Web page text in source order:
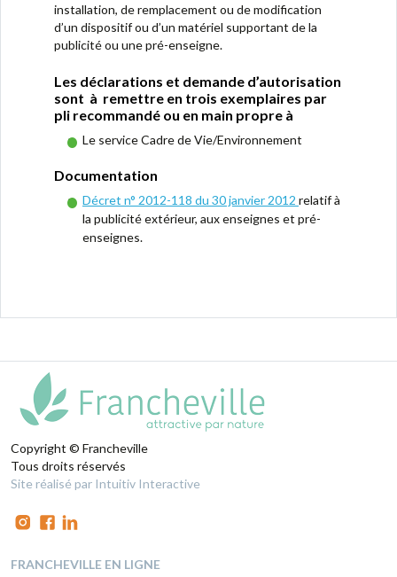
installation, de remplacement ou de modification
d’un dispositif ou d’un matériel supportant de la
publicité ou une pré-enseigne.
Les déclarations et demande d’autorisation
sont à remettre en trois exemplaires par
pli recommandé ou en main propre à
Le service Cadre de Vie/Environnement
Documentation
Décret n° 2012-118 du 30 janvier 2012 relatif à
la publicité extérieur, aux enseignes et pré-
enseignes.
Copyright © Francheville
Tous droits réservés
Site réalisé par Intuitiv Interactive
FRANCHEVILLE EN LIGNE